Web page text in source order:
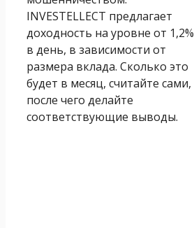
INVESTELLECT предлагает
доходность на уровне от 1,2%
в день, в зависимости от
размера вклада. Сколько это
будет в месяц, считайте сами,
после чего делайте
соответствующие выводы.